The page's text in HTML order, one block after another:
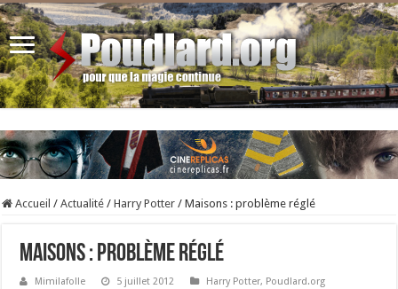
Accueil / Actualité / Harry Potter / Maisons : problème réglé
Maisons : problème réglé
Mimilafolle 5 juillet 2012 Harry Potter, Poudlard.org